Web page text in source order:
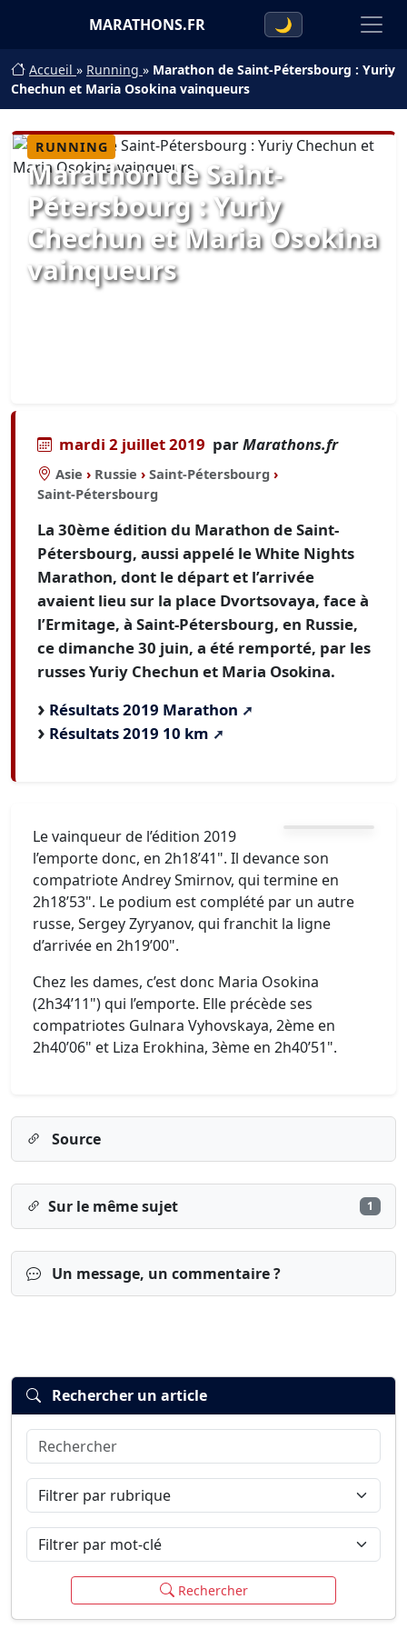
MARATHONS.FR 🌙
Accueil » Running » Marathon de Saint-Pétersbourg : Yuriy
Chechun et Maria Osokina vainqueurs
RUNNING
Marathon de Saint-
Pétersbourg : Yuriy
Chechun et Maria Osokina
vainqueurs
mardi 2 juillet 2019 parMarathons.fr
Asie › Russie › Saint-Pétersbourg ›
Saint-Pétersbourg
La 30ème édition du Marathon de Saint-
Pétersbourg, aussi appelé le White Nights
Marathon, dont le départ et l’arrivée
avaient lieu sur la place Dvortsovaya, face à
l’Ermitage, à Saint-Pétersbourg, en Russie,
ce dimanche 30 juin, a été remporté, par les
russes Yuriy Chechun et Maria Osokina.
Résultats 2019 Marathon
Résultats 2019 10 km
Le vainqueur de l’édition 2019
l’emporte donc, en 2h18’41". Il devance son
compatriote Andrey Smirnov, qui termine en
2h18’53". Le podium est complété par un autre
russe, Sergey Zyryanov, qui franchit la ligne
d’arrivée en 2h19’00".
Chez les dames, c’est donc Maria Osokina
(2h34’11") qui l’emporte. Elle précède ses
compatriotes Gulnara Vyhovskaya, 2ème en
2h40’06" et Liza Erokhina, 3ème en 2h40’51".
Source
Sur le même sujet 1
Un message, un commentaire ?
Connexion
Rechercher un article
Rechercher
Filtrer par rubrique
Filtrer par mot-clé
Rechercher